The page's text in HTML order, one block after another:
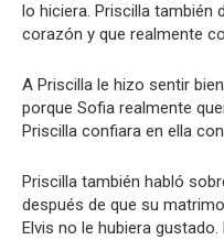
lo hiciera. Priscilla también
corazón y que realmente
A Priscilla le hizo sentir
porque Sofia realmente
Priscilla confiara en ella
Priscilla también habló
después de que su
Elvis no le hubiera